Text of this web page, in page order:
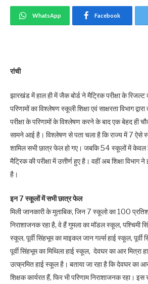
WhatsApp Facebook
रांची
झारखंड में हाल ही में जैक बोर्ड ने मैट्रिक परीक्षा के रिजल्ट
परिणामों का विश्लेषण स्कूली शिक्षा एवं साक्षरता विभाग
परीक्षा के परिणामों के विश्लेषण करने के बाद एक बेहद ही
सामने आई है। विश्लेषण से पता चला है कि राज्य में 7 ऐसे
शामिल सभी छात्र फेल हो गए। जबकि 54 स्कूलों में केवल
मैट्रिक की परीक्षा में उत्तीर्ण हुए है। वहीं अब शिक्षा
है।
इन 7 स्कूलों में सभी छात्र फेल
मिली जानकारी के मुताबिक, जिन 7 स्कूलो का 100
निराशाजनक रहा है, वे हैं गुमला का मॉडल स्कूल, पश्चिमी
स्कूल, पूर्वी सिंहभूम का माइकल जान गर्ल्स हाई स्कूल, पूर्वी
पूर्वी सिंहभूम का मिथिला हाई स्कूल, देवघर का आर मित्रा
उत्क्रमित हाई स्कूल है। बताया जा रहा है कि देवघर का
शिक्षक कार्यरत हैं, फिर भी परिणाम निराशाजनक रहा।